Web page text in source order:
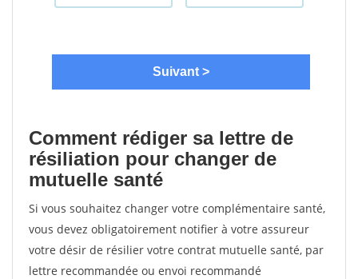
Comment rédiger sa lettre de
résiliation pour changer de
mutuelle santé
Si vous souhaitez changer votre complémentaire santé,
vous devez obligatoirement notifier à votre assureur
votre désir de résilier votre contrat mutuelle santé, par
lettre recommandée ou envoi recommandé